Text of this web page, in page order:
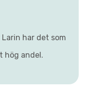
har det som
hög andel.